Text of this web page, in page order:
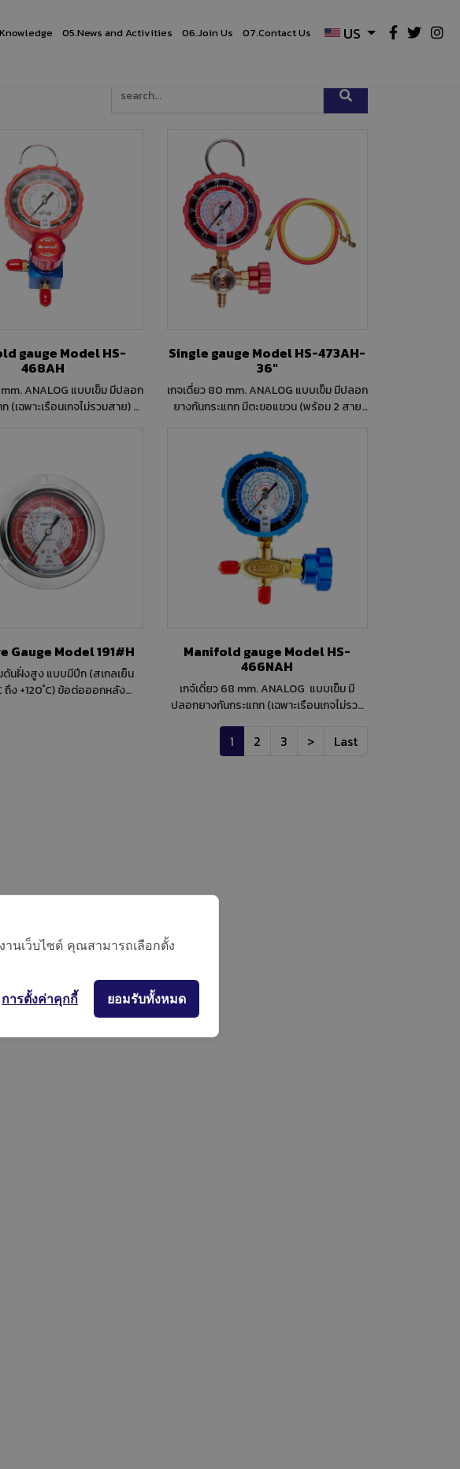
Knowledge 05.News and Activities 06.Join Us 07.Contact Us US
gauge Model HS-
468AH
ANALOG แบบเข็ม มีปลอก
(เฉพาะเรือนเกจไม่รวมสาย) ใช้
รูปแบบสเกล psi / bar / ํC
Single gauge Model HS-473AH-
36"
เกจเดี่ยว 80 mm. ANALOG แบบเข็ม มีปลอก
ยางกันกระแทก มีตะขอแขวน (พร้อม 2 สาย
5/16"ODF.x1/4"ODM.) เป็นเกจใช้งานด้านแรง
ดันสูง -30 Hg/0-800 psi (-1 ถึง 55 bar)
ตัวเรือนทองเหลือง มีตาแมว วาล์วขันชนิดโอ
ริง port 1/4"x1/4" รูปแบบสเกล R410A,
R22, R134a , R404A / psi / bar / ํC
Pressure Gauge Model 191#H
ดันฝั่งสูง แบบมีปีก (สเกลเย็น
ถึง +120 ํC) ข้อต่อออกหลัง
Manifold gauge Model HS-
466NAH
เกจ์เดี่ยว 68 mm. ANALOG แบบเข็ม มี
ปลอกยางกันกระแทก (เฉพาะเรือนเกจไม่รวม
(-1 ถึง 55 bar) ตัวเรือนทองเหลือง วาล์วขันโอ
1 2 3 > Last
นเว็บไซต์ คุณสามารถเลือกตั้ง
ยอมรับทั้งหมด
การตั้งค่าคุกกี้